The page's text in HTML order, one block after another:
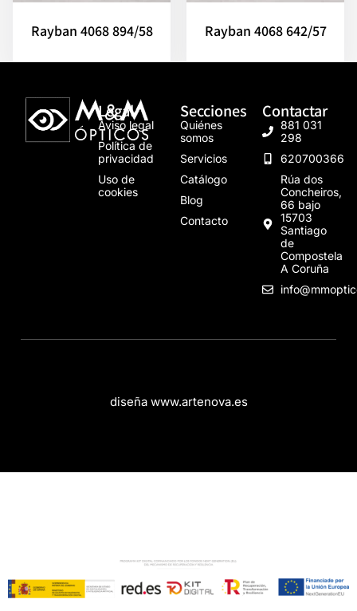
Rayban 4068 894/58 Rayban 4068 642/57
Legal
Aviso legal
Política de
privacidad
Uso de
cookies
Secciones
Quiénes
somos
Servicios
Catálogo
Blog
Contacto
Contactar
881 031
298
620700366
Rúa dos
Concheiros,
66 bajo
15703
Santiago
de
Compostela
A Coruña
diseña www.artenova.es